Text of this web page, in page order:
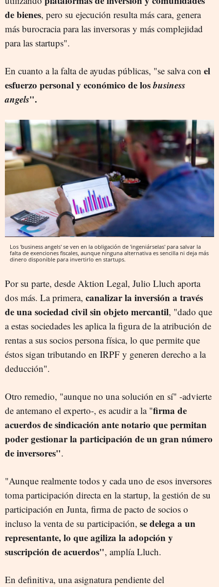
de bienes, pero su ejecución resulta más cara, genera
más burocracia para las inversoras y más complejidad
para las startups".
En cuanto a la falta de ayudas públicas, "se salva con el
esfuerzo personal y económico de losbusiness
angels".
Los 'business angels' se ven en la obligación de 'ingeniárselas' para salvar la
falta de exenciones fiscales, aunque ninguna alternativa es sencilla ni deja más
dinero disponible para invertirlo en startups.
Por su parte, desde Aktion Legal, Julio Lluch aporta
dos más. La primera, canalizar la inversión a través
de una sociedad civil sin objeto mercantil, "dado que
a estas sociedades les aplica la figura de la atribución de
rentas a sus socios persona física, lo que permite que
éstos sigan tributando en IRPF y generen derecho a la
deducción".
Otro remedio, "aunque no una solución en sí" -advierte
de antemano el experto-, es acudir a la "firma de
acuerdos de sindicación ante notario que permitan
poder gestionar la participación de un gran número
de inversores".
"Aunque realmente todos y cada uno de esos inversores
toma participación directa en la startup, la gestión de su
participación en Junta, firma de pacto de socios o
incluso la venta de su participación, se delega a un
representante, lo que agiliza la adopción y
suscripción de acuerdos", amplía Lluch.
En definitiva, una asignatura pendiente del